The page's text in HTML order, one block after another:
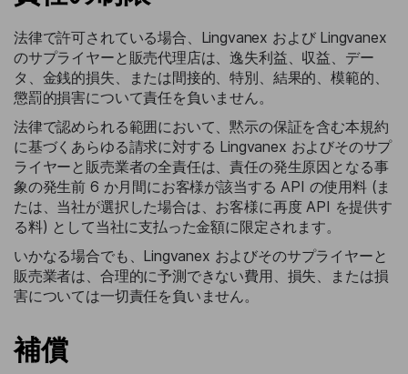
法律で許可されている場合、Lingvanex および Lingvanex
のサプライヤーと販売代理店は、逸失利益、収益、デー
タ、金銭的損失、または間接的、特別、結果的、模範的、
懲罰的損害について責任を負いません。
法律で認められる範囲において、黙示の保証を含む本規約
に基づくあらゆる請求に対する Lingvanex およびそのサプ
ライヤーと販売業者の全責任は、責任の発生原因となる事
象の発生前 6 か月間にお客様が該当する API の使用料 (ま
たは、当社が選択した場合は、お客様に再度 API を提供す
る料) として当社に支払った金額に限定されます。
いかなる場合でも、Lingvanex およびそのサプライヤーと
販売業者は、合理的に予測できない費用、損失、または損
害については一切責任を負いません。
補償